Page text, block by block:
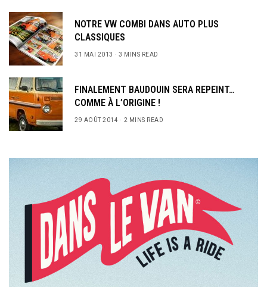
NOTRE VW COMBI DANS AUTO PLUS
CLASSIQUES
31 MAI 2013 3 MINS READ
FINALEMENT BAUDOUIN SERA REPEINT…
COMME À L’ORIGINE !
29 AOÛT 2014 2 MINS READ